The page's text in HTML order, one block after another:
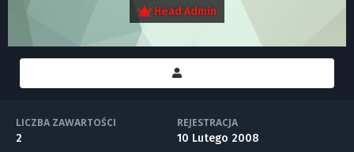
Head Admin
LICZBA ZAWARTOŚCI
2
REJESTRACJA
10 Lutego 2008